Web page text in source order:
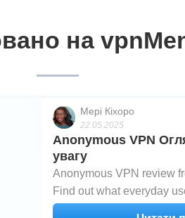
на
Мері Кіхоро
22.05.2025
Anonymous VPN
увагу
Anonymous VPN review
Find out what everyday
Anonymous VPN after